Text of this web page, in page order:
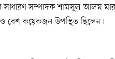
সাধারণ সম্পাদক শামসুল আলম
কয়েকজন উপস্থিত ছিলেন।